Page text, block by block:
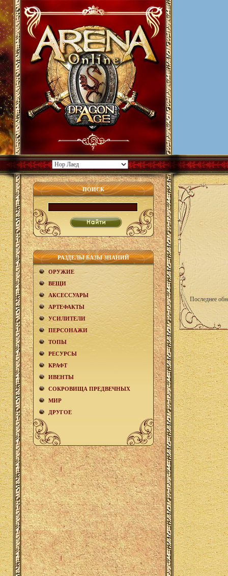
ПОИСК
РАЗДЕЛЫ БАЗЫ ЗНАНИЙ
ОРУЖИЕ
ВЕЩИ
АКCЕСCУАРЫ
АРТЕФАКТЫ
УСИЛИТЕЛИ
ПЕРСОНАЖИ
ТОПЫ
РЕСУРСЫ
КРАФТ
ИВЕНТЫ
СОКРОВИЩА ПРЕДВЕЧНЫХ
МИР
ДРУГОЕ
Последнее